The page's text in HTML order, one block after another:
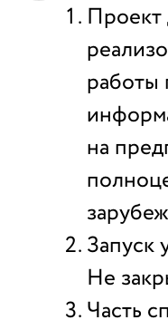
Проект
работы
на
Запуск
Не
Часть